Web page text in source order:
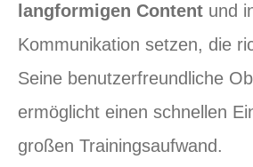
langformigen Content und
Kommunikation setzen, die
Seine benutzerfreundliche
ermöglicht einen schnellen
großen Trainingsaufwand.